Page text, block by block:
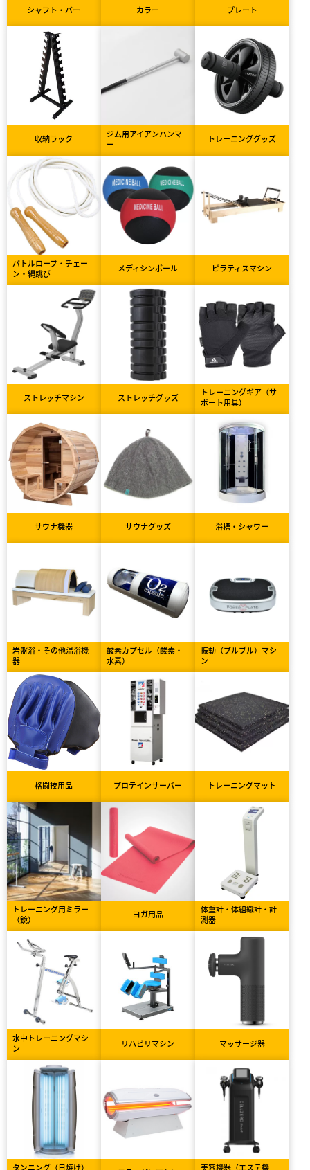
シャフト・バー カラー プレート
収納ラック
ジム用アイアンハンマ
ー
トレーニンググッズ
バトルロープ・チェー
ン・縄跳び
メディシンボール ピラティスマシン
ストレッチマシン ストレッチグッズ
トレーニングギア（サ
ポート用具）
サウナ機器 サウナグッズ 浴槽・シャワー
岩盤浴・その他温浴機
器
酸素カプセル（酸素・
水素）
振動（ブルブル）マシ
ン
格闘技用品 プロテインサーバー トレーニングマット
トレーニング用ミラー
（鏡）
ヨガ用品
体重計・体組織計・計
測器
水中トレーニングマシ
ン
リハビリマシン マッサージ器
タンニング（日焼け）
美容機器（エステ機